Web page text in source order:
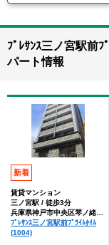
ﾌﾟﾚｻﾝｽ三ノ宮駅前
パート情報
新着
賃貸マンション
三ノ宮駅 / 徒歩3分
ﾌﾟﾚｻﾝｽ三ノ宮駅前ﾌﾟﾗｲﾑﾀｲﾑ
(1004)